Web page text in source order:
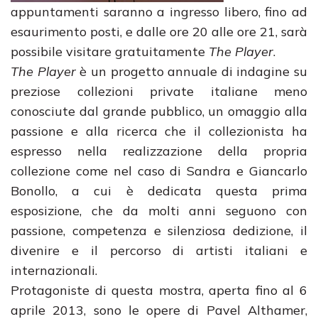
appuntamenti saranno a ingresso libero, fino ad
esaurimento posti, e dalle ore 20 alle ore 21, sarà
possibile visitare gratuitamente The Player.
The Playerè un progetto annuale di indagine su
preziose collezioni private italiane meno
conosciute dal grande pubblico, un omaggio alla
passione e alla ricerca che il collezionista ha
espresso nella realizzazione della propria
collezione come nel caso di Sandra e Giancarlo
Bonollo, a cui è dedicata questa prima
esposizione, che da molti anni seguono con
passione, competenza e silenziosa dedizione, il
divenire e il percorso di artisti italiani e
internazionali.
Protagoniste di questa mostra, aperta fino al 6
aprile 2013, sono le opere di Pavel Althamer,